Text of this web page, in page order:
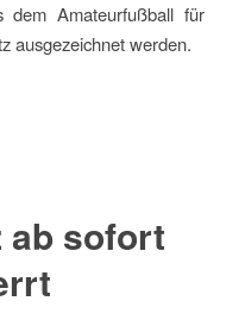
dem Amateurfußball für
ausgezeichnet werden.
ab sofort